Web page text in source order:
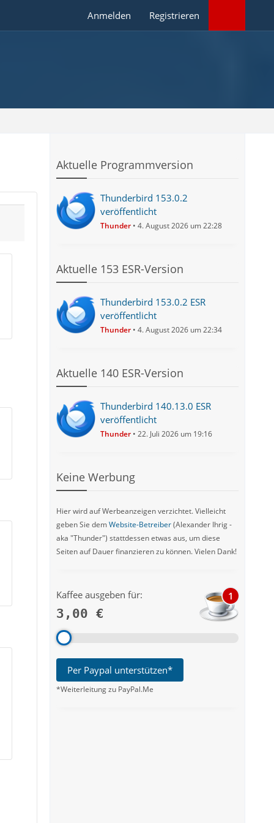
Anmelden Registrieren
Aktuelle Programmversion
Thunderbird 153.0.2
veröffentlicht
Thunder 4. August 2026 um 22:28
Aktuelle 153 ESR-Version
Thunderbird 153.0.2 ESR
veröffentlicht
Thunder 4. August 2026 um 22:34
Aktuelle 140 ESR-Version
Thunderbird 140.13.0 ESR
veröffentlicht
Thunder 22. Juli 2026 um 19:16
Keine Werbung
Hier wird auf Werbeanzeigen verzichtet. Vielleicht
geben Sie demWebsite-Betreiber(Alexander Ihrig -
aka "Thunder") stattdessen etwas aus, um diese
Seiten auf Dauer finanzieren zu können. Vielen Dank!
Kaffee ausgeben für:
3,00 €
1
Per Paypal unterstützen*
*Weiterleitung zu PayPal.Me